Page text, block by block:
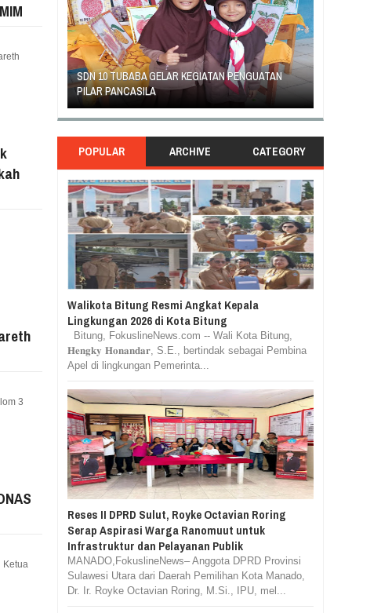
3
Ketua
GEJOLAK PIHAK SEKOLAH SD INPRES KLABAT
DENGAN ORANG TUA MURID BERAKHIR DAMAI
POPULAR ARCHIVE CATEGORY
Walikota Bitung Resmi Angkat Kepala
Lingkungan 2026 di Kota Bitung
Bitung, FokuslineNews.com -- Wali Kota Bitung,
𝐇𝐞𝐧𝐠𝐤𝐲 𝐇𝐨𝐧𝐚𝐧𝐝𝐚𝐫, S.E., bertindak sebagai Pembina
Apel di lingkungan Pemerinta...
Reses II DPRD Sulut, Royke Octavian Roring
Serap Aspirasi Warga Ranomuut untuk
Infrastruktur dan Pelayanan Publik
MANADO,FokuslineNews– Anggota DPRD Provinsi
Sulawesi Utara dari Daerah Pemilihan Kota Manado,
Dr. Ir. Royke Octavian Roring, M.Si., IPU, mel...